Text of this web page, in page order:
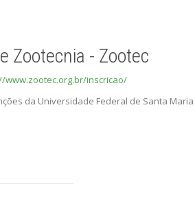
Zootecnia - Zootec
www.zootec.org.br/inscricao/
da Universidade Federal de Santa Maria